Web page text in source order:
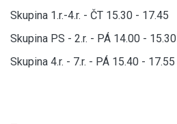
Skupina 1.r.-4.r. - ČT 15.30 - 17.45
Skupina PS - 2.r. - PÁ 14.00 - 15.30
Skupina 4.r. - 7.r. - PÁ 15.40 - 17.55